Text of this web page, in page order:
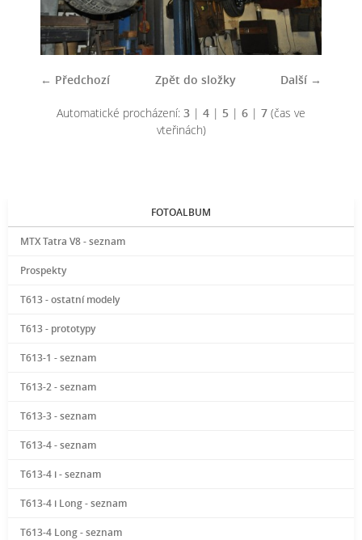
← Předchozí Další →
Zpět do složky
Automatické procházení: 3 | 4 | 5 | 6 | 7 (čas ve
vteřinách)
FOTOALBUM
MTX Tatra V8 - seznam
Prospekty
T613 - ostatní modely
T613 - prototypy
T613-1 - seznam
T613-2 - seznam
T613-3 - seznam
T613-4 - seznam
T613-4 i - seznam
T613-4 i Long - seznam
T613-4 Long - seznam